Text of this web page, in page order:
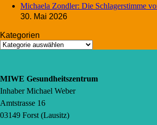
Michaela Zondler: Die Schlagerstimme
30. Mai 2026
Kategorien
Kategorien
MIWE Gesundheitszentrum
Inhaber Michael Weber
Amtstrasse 16
03149 Forst (Lausitz)